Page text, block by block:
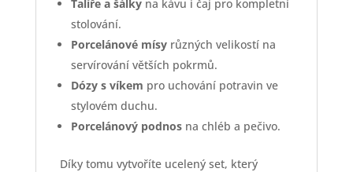
Talíře a šálkyna kávu i čaj pro kompletní
stolování.
Porcelánové mísyrůzných velikostí na
servírování větších pokrmů.
Dózy s víkem pro uchování potravin ve
stylovém duchu.
Porcelánový podnosna chléb a pečivo.
Díky tomu vytvoříte ucelený set, který